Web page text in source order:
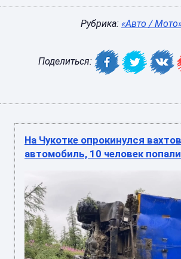
Рубрика: «Авто /
Поделиться:
На Чукотке опрокинулся
автомобиль, 10 человек